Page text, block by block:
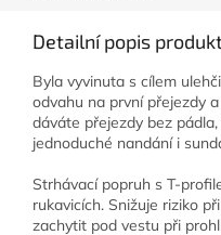
Detailní popis
Byla vyvinuta s cílem
odvahu na první přejezdy
dáváte přejezdy bez
jednoduché nandání i
Strhávací popruh s T-
rukavicích. Snižuje riziko
zachytit pod vestu při